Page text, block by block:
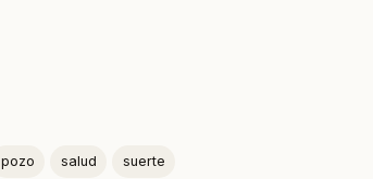
pozo salud suerte